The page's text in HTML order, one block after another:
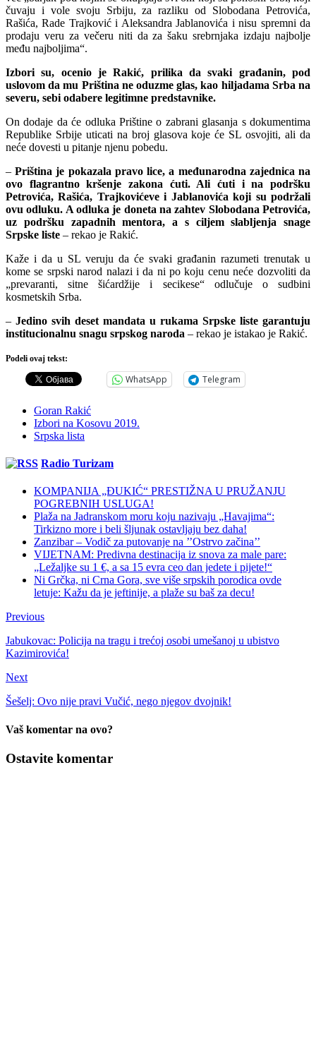
čuvaju i vole svoju Srbiju, za razliku od Slobodana Petrovića,
Rašića, Rade Trajković i Aleksandra Jablanovića i nisu spremni da
prodaju veru za večeru niti da za šaku srebrnjaka izdaju najbolje
među najboljima“.
Izbori su, ocenio je Rakić, prilika da svaki građanin, pod
uslovom da mu Priština ne oduzme glas, kao hiljadama Srba na
severu, sebi odabere legitimne predstavnike.
On dodaje da će odluka Prištine o zabrani glasanja s dokumentima
Republike Srbije uticati na broj glasova koje će SL osvojiti, ali da
neće dovesti u pitanje njenu pobedu.
–Priština je pokazala pravo lice, a međunarodna zajednica na
ovo flagrantno kršenje zakona ćuti. Ali ćuti i na podršku
Petrovića, Rašića, Trajkovićeve i Jablanovića koji su podržali
ovu odluku. A odluka je doneta na zahtev Slobodana Petrovića,
uz podršku zapadnih mentora, a s ciljem slabljenja snage
Srpske liste – rekao je Rakić.
Kaže i da u SL veruju da će svaki građanin razumeti trenutak u
kome se srpski narod nalazi i da ni po koju cenu neće dozvoliti da
„prevaranti, sitne šićardžije i secikese“ odlučuje o sudbini
kosmetskih Srba.
– Jedino svih deset mandata u rukama Srpske liste garantuju
institucionalnu snagu srpskog naroda – rekao je istakao je Rakić.
Podeli ovaj tekst:
WhatsApp Telegram
Goran Rakić
Izbori na Kosovu 2019.
Srpska lista
Radio Turizam
KOMPANIJA „ĐUKIĆ“ PRESTIŽNA U PRUŽANJU
POGREBNIH USLUGA!
Plaža na Jadranskom moru koju nazivaju „Havajima“:
Tirkizno more i beli šljunak ostavljaju bez daha!
Zanzibar – Vodič za putovanje na ’’Ostrvo začina’’
VIJETNAM: Predivna destinacija iz snova za male pare:
„Ležaljke su 1 €, a sa 15 evra ceo dan jedete i pijete!“
Ni Grčka, ni Crna Gora, sve više srpskih porodica ovde
letuje: Kažu da je jeftinije, a plaže su baš za decu!
Previous
Jabukovac: Policija na tragu i trećoj osobi umešanoj u ubistvo
Kazimirovića!
Next
Šešelj: Ovo nije pravi Vučić, nego njegov dvojnik!
Vaš komentar na ovo?
Ostavite komentar